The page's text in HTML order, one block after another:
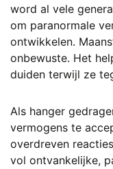
word al vele
om paranormale
ontwikkelen.
onbewuste. Het
duiden terwijl ze
Als hanger
vermogens te
overdreven
vol ontvankelijke,